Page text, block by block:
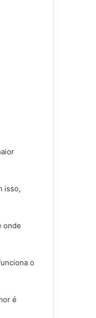
isso,
onde
o
é